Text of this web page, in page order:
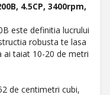
4.5CP, 3400rpm,
este definitia lucrului
robusta te lasa
ai taiat 10-20 de metri
de centimetri cubi,